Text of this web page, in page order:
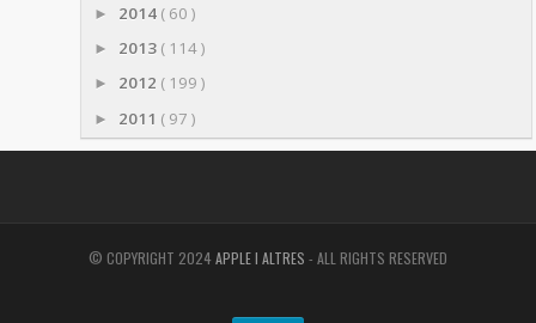
► 2014 ( 60 )
► 2013 ( 114 )
► 2012 ( 199 )
► 2011 ( 97 )
© COPYRIGHT 2024 APPLE I ALTRES - ALL RIGHTS RESERVED